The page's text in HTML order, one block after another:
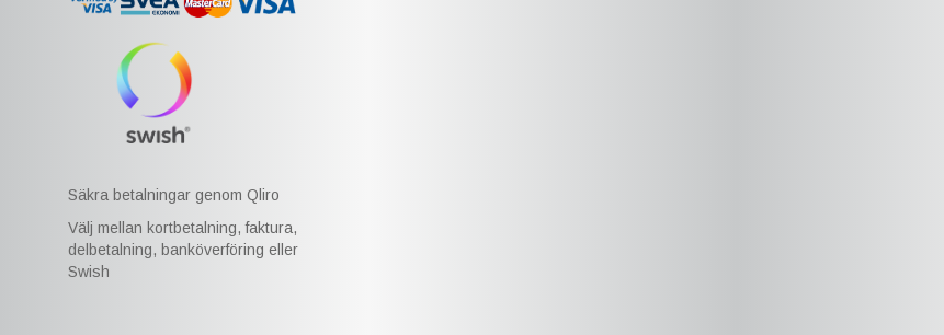
Säkra betalningar genom Qliro
Välj mellan kortbetalning, faktura,
delbetalning, banköverföring eller
Swish